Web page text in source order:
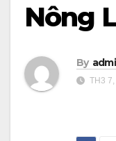
Nông
By
TH3